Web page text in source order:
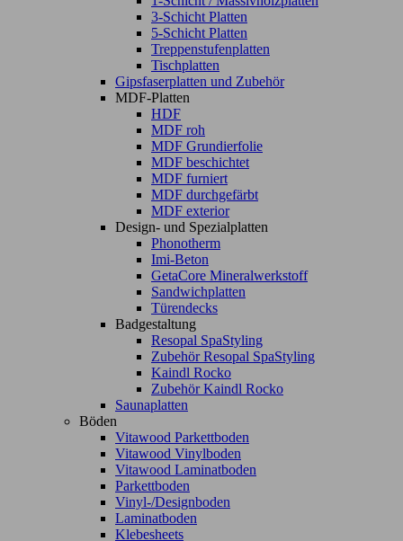
3-Schicht Platten
5-Schicht Platten
Treppenstufenplatten
Tischplatten
Gipsfaserplatten und Zubehör
MDF-Platten
HDF
MDF roh
MDF Grundierfolie
MDF beschichtet
MDF furniert
MDF durchgefärbt
MDF exterior
Design- und Spezialplatten
Phonotherm
Imi-Beton
GetaCore Mineralwerkstoff
Sandwichplatten
Türendecks
Badgestaltung
Resopal SpaStyling
Zubehör Resopal SpaStyling
Kaindl Rocko
Zubehör Kaindl Rocko
Saunaplatten
Böden
Vitawood Parkettboden
Vitawood Vinylboden
Vitawood Laminatboden
Parkettboden
Vinyl-/Designboden
Laminatboden
Klebesheets